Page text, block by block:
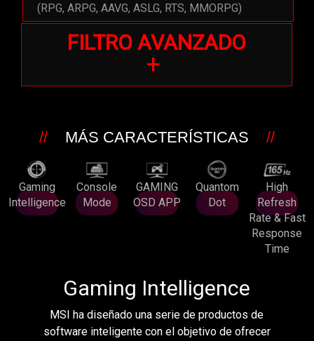
(RPG, ARPG, AAVG, ASLG, RTS, MMORPG)
FILTRO AVANZADO
+
MÁS CARACTERÍSTICAS
Gaming
Intelligence
Console
Mode
GAMING
OSD APP
Quantom
Dot
High
Refresh
Rate & Fast
Response
Time
Gaming Intelligence
MSI ha diseñado una serie de productos de
software inteligente con el objetivo de ofrecer